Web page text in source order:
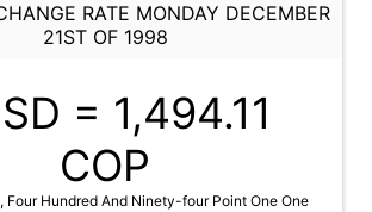
RATE MONDAY DECEMBER
21ST OF 1998
= 1,494.11
COP
Four Hundred And Ninety-four Point One One